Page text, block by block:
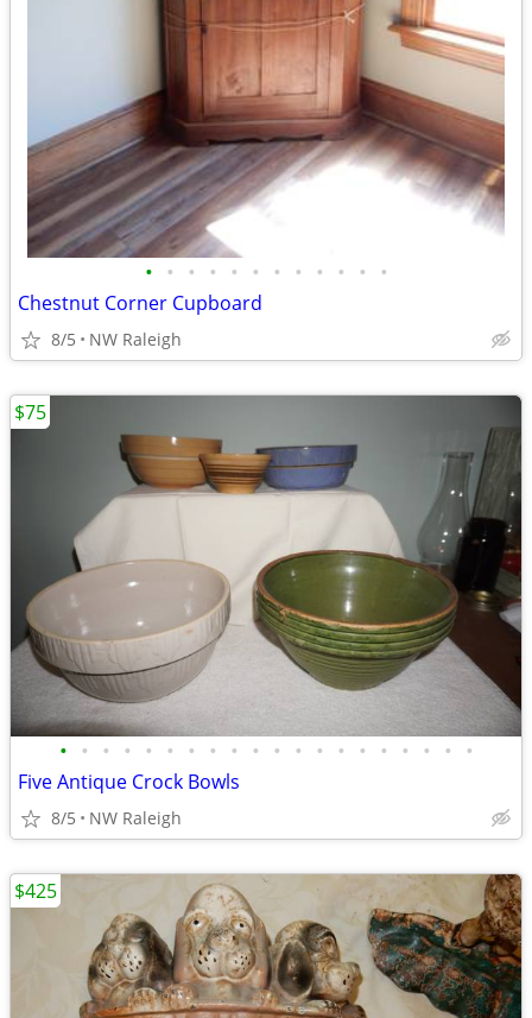
• • • • • • • • • • • •
Chestnut Corner Cupboard
8/5 NW Raleigh
• • • • • • • • • • • • • • • • • • • •
Five Antique Crock Bowls
8/5 NW Raleigh
$75
$425